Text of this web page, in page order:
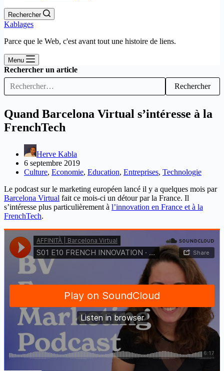
Rechercher
Kablages
Parce que le Web, c'est avant tout une histoire de liens.
Menu
Rechercher un article
Rechercher
Quand Barcelona Virtual s’intéresse à la
FrenchTech
Herve Kabla
6 septembre 2019
Culture, Economie, Education, Entreprises, Technologie
Le podcast sur le marketing européen lancé il y a quelques mois par
Barcelona Virtual fait ce mois-ci un détour par la France. Il
s’intéresse plus particulièrement à l’innovation en France et à la
FrenchTech.